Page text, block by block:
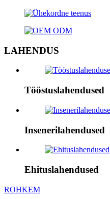
LAHENDUS
Tööstuslahendused
Insenerilahendused
Ehituslahendused
ROHKEM